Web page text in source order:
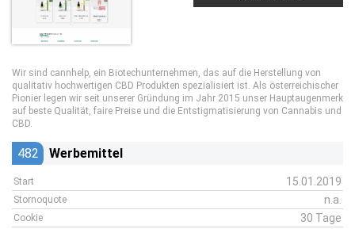
Wir sind cannhelp, ein Biotechunternehmen, das auf die Herstellung von
qualitativ hochwertigen CBD Produkten spezialisiert ist. Als österreichischer
Pionier legen wir seit unserer Gründung im Jahr 2015 unser Hauptaugenmerk
auf beste Qualität, faire Preise und die Entstigmatisierung von Cannabis und
CBD.
482 Werbemittel
Start 15.01.2019
Stornoquote n.a.
Cookie 30 Tage